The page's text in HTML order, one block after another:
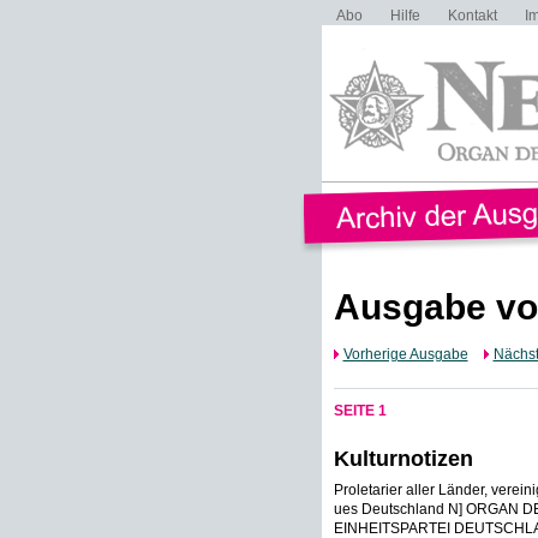
Abo Hilfe Kontakt
Ausgabe
Vorherige Ausgabe
SEITE 1
Kulturnotizen
Proletarier aller Länder,
ues Deutschland N] ORGAN
EINHEITSPARTEI